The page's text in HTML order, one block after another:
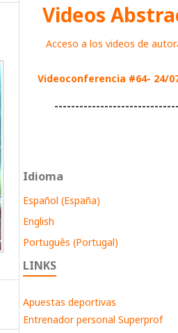
Videos
Acceso a los videos de
Videoconferencia #64- 24/
Idioma
Español (España)
English
Português (Portugal)
LINKS
Apuestas deportivas
Entrenador personal Superprof